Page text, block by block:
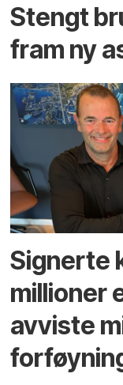
Stengt
fram ny
Signerte
millioner
avviste